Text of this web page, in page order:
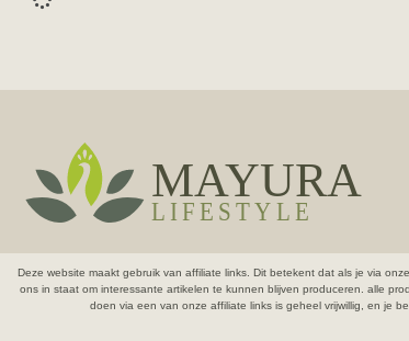
Deze website maakt gebruik van affiliate links. Dit betekent dat als je via
ons in staat om interessante artikelen te kunnen blijven produceren. alle
doen via een van onze affiliate links is geheel vrijwillig, en je